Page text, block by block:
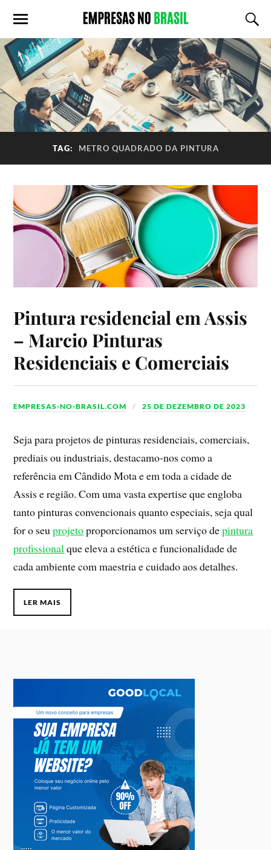
TAG: METRO QUADRADO DA PINTURA
Pintura residencial em Assis
– Marcio Pinturas
Residenciais e Comerciais
EMPRESAS-NO-BRASIL.COM 25 DE DEZEMBRO DE 2023
Seja para projetos de pinturas residenciais, comerciais,
prediais ou industriais, destacamo-nos como a
referência em Cândido Mota e em toda a cidade de
Assis e região. Com uma vasta expertise que engloba
tanto pinturas convencionais quanto especiais, seja qual
for o seuprojetoproporcionamos um serviço depintura
profissionalque eleva a estética e funcionalidade de
cada ambiente com maestria e cuidado aos detalhes.
LER MAIS